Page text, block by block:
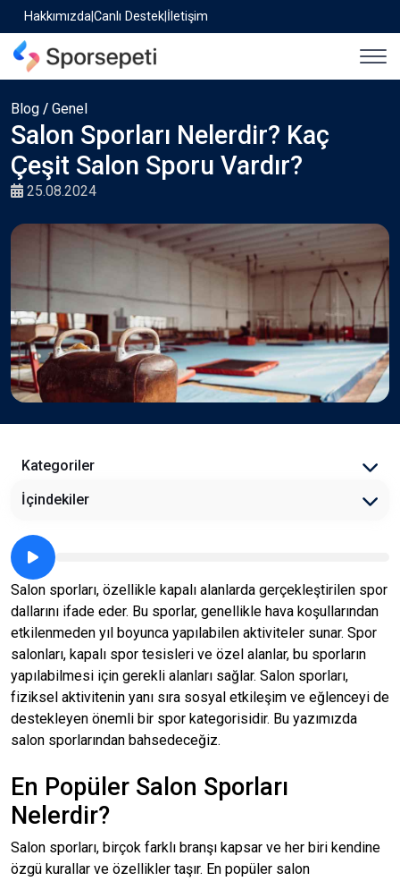
HakkımızdaCanlı Destek İletişim
Blog / Genel
Salon Sporları Nelerdir? Kaç
Çeşit Salon Sporu Vardır?
25.08.2024
İçindekiler
Kategoriler
Salon sporları, özellikle kapalı alanlarda gerçekleştirilen spor
dallarını ifade eder. Bu sporlar, genellikle hava koşullarından
etkilenmeden yıl boyunca yapılabilen aktiviteler sunar. Spor
salonları, kapalı spor tesisleri ve özel alanlar, bu sporların
yapılabilmesi için gerekli alanları sağlar. Salon sporları,
fiziksel aktivitenin yanı sıra sosyal etkileşim ve eğlenceyi de
destekleyen önemli bir spor kategorisidir. Bu yazımızda
salon sporlarından bahsedeceğiz.
En Popüler Salon Sporları
Nelerdir?
Salon sporları, birçok farklı branşı kapsar ve her biri kendine
özgü kurallar ve özellikler taşır. En popüler salon